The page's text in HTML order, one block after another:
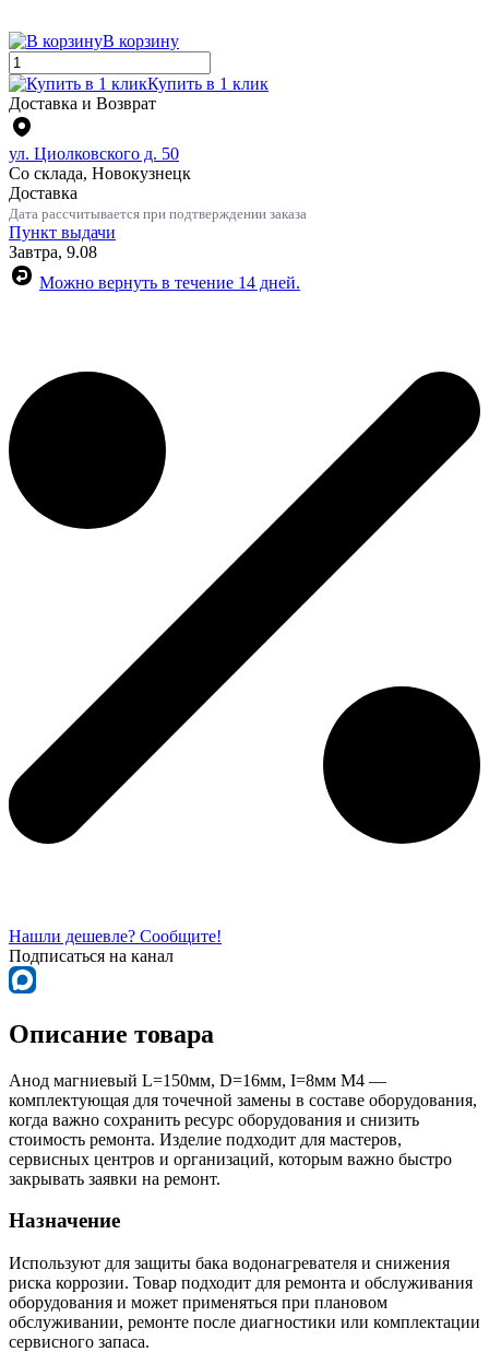
В корзину
Купить в 1 клик
Доставка и Возврат
ул. Циолковского д. 50
Со склада, Новокузнецк
Доставка
Дата рассчитывается при подтверждении заказа
Пункт выдачи
Завтра, 9.08
Можно вернуть в течение 14 дней.
Нашли дешевле? Сообщите!
Подписаться на канал
Описание товара
Анод магниевый L=150мм, D=16мм, I=8мм М4 —
комплектующая для точечной замены в составе оборудования,
когда важно сохранить ресурс оборудования и снизить
стоимость ремонта. Изделие подходит для мастеров,
сервисных центров и организаций, которым важно быстро
закрывать заявки на ремонт.
Назначение
Используют для защиты бака водонагревателя и снижения
риска коррозии. Товар подходит для ремонта и обслуживания
оборудования и может применяться при плановом
обслуживании, ремонте после диагностики или комплектации
сервисного запаса.